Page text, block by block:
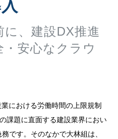
ナー
サービス事業者様
、建設DX推進
安心なクラウ
における労働時間の上限規制
課題に直面する建設業界におい
です。そのなかで大林組は、